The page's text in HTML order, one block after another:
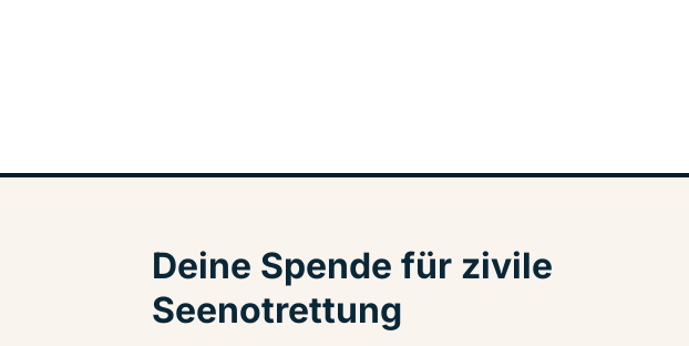
Deine Spende für zivile
Seenotrettung